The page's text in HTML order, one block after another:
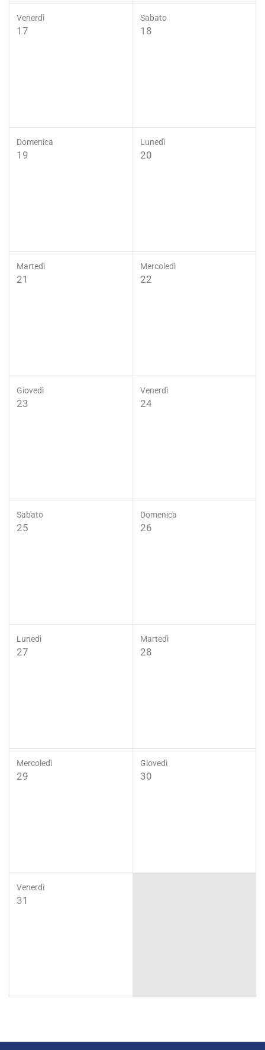
Venerdì
17
Sabato
18
Domenica
19
Lunedì
20
Martedì
21
Mercoledì
22
Giovedì
23
Venerdì
24
Sabato
25
Domenica
26
Lunedì
27
Martedì
28
Mercoledì
29
Giovedì
30
Venerdì
31